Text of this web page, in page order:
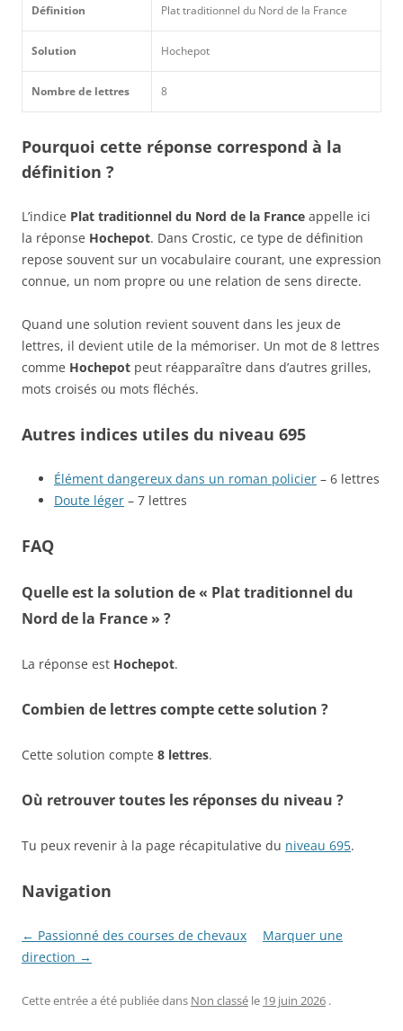
Définition Plat traditionnel du Nord de la France
Solution Hochepot
Nombre de lettres 8
Pourquoi cette réponse correspond à la
définition ?
L’indice Plat traditionnel du Nord de la France appelle ici
la réponse Hochepot. Dans Crostic, ce type de définition
repose souvent sur un vocabulaire courant, une expression
connue, un nom propre ou une relation de sens directe.
Quand une solution revient souvent dans les jeux de
lettres, il devient utile de la mémoriser. Un mot de 8 lettres
comme Hochepot peut réapparaître dans d’autres grilles,
mots croisés ou mots fléchés.
Autres indices utiles du niveau 695
Élément dangereux dans un roman policier – 6 lettres
Doute léger – 7 lettres
FAQ
Quelle est la solution de « Plat traditionnel du
Nord de la France » ?
La réponse est Hochepot.
Combien de lettres compte cette solution ?
Cette solution compte 8 lettres.
Où retrouver toutes les réponses du niveau ?
Tu peux revenir à la page récapitulative du niveau 695.
Navigation
← Passionné des courses de chevaux
Marquer une
direction →
Cette entrée a été publiée dans Non classé le 19 juin 2026 .